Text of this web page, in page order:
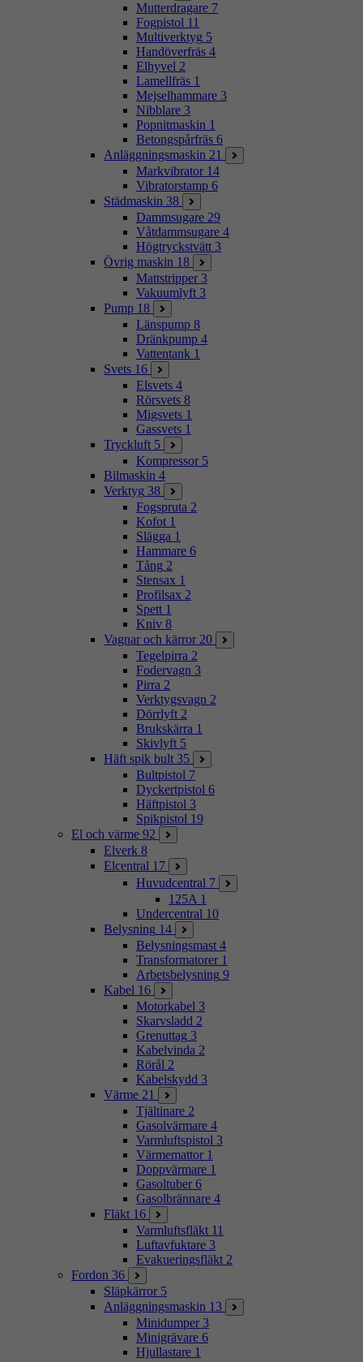
Mutterdragare 7
Fogpistol 11
Multiverktyg 5
Handöverfräs 4
Elhyvel 2
Lamellfräs 1
Mejselhammare 3
Nibblare 3
Popnitmaskin 1
Betongspårfräs 6
Anläggningsmaskin 21
Markvibrator 14
Vibratorstamp 6
Städmaskin 38
Dammsugare 29
Våtdammsugare 4
Högtryckstvätt 3
Övrig maskin 18
Mattstripper 3
Vakuumlyft 3
Pump 18
Länspump 8
Dränkpump 4
Vattentank 1
Svets 16
Elsvets 4
Rörsvets 8
Migsvets 1
Gassvets 1
Tryckluft 5
Kompressor 5
Bilmaskin 4
Verktyg 38
Fogspruta 2
Kofot 1
Slägga 1
Hammare 6
Tång 2
Stensax 1
Profilsax 2
Spett 1
Kniv 8
Vagnar och kärror 20
Tegelpirra 2
Fodervagn 3
Pirra 2
Verktygsvagn 2
Dörrlyft 2
Brukskärra 1
Skivlyft 5
Häft spik bult 35
Bultpistol 7
Dyckertpistol 6
Häftpistol 3
Spikpistol 19
El och värme 92
Elverk 8
Elcentral 17
Huvudcentral 7
125A 1
Undercentral 10
Belysning 14
Belysningsmast 4
Transformatorer 1
Arbetsbelysning 9
Kabel 16
Motorkabel 3
Skarvsladd 2
Grenuttag 3
Kabelvinda 2
Rörål 2
Kabelskydd 3
Värme 21
Tjältinare 2
Gasolvärmare 4
Varmluftspistol 3
Värmemattor 1
Doppvärmare 1
Gasoltuber 6
Gasolbrännare 4
Fläkt 16
Varmluftsfläkt 11
Luftavfuktare 3
Evakueringsfläkt 2
Fordon 36
Släpkärror 5
Anläggningsmaskin 13
Minidumper 3
Minigrävare 6
Hjullastare 1